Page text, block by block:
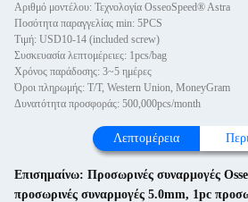
Αριθμό μοντέλου: Τεχνολογία OsseoSpeed® Astra
Ποσότητα παραγγελίας min: 5PCS
Τιμή: USD10-14 (included screw)
Συσκευασία λεπτομέρειες: 1pcs/bag
Χρόνος παράδοσης: 3~5 ημέρες
Όροι πληρωμής: T/T, Western Union, MoneyGram
Δυνατότητα προσφοράς: 500,000pcs/month
Λεπτομέρεια
Επισημαίνω: Προσωρινές συναρμογές
προσωρινές συναρμογές 5.0mm, 1pc